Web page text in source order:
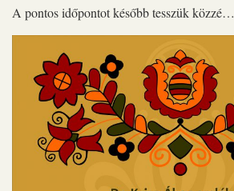
A pontos időpontot később tesszük közzé…